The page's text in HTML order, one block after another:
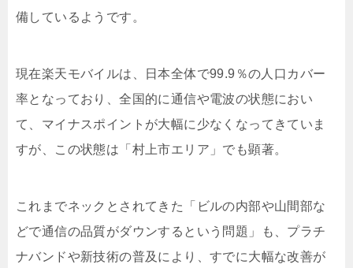
備しているようです。
現在楽天モバイルは、日本全体で99.9％の人口カバー
率となっており、全国的に通信や電波の状態におい
て、マイナスポイントが大幅に少なくなってきていま
すが、この状態は「村上市エリア」でも顕著。
これまでネックとされてきた「ビルの内部や山間部な
どで通信の品質がダウンするという問題」も、プラチ
ナバンドや新技術の普及により、すでに大幅な改善が